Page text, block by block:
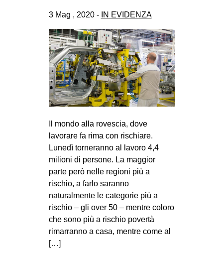
3 Mag , 2020 - IN EVIDENZA
Il mondo alla rovescia, dove
lavorare fa rima con rischiare.
Lunedì torneranno al lavoro 4,4
milioni di persone. La maggior
parte però nelle regioni più a
rischio, a farlo saranno
naturalmente le categorie più a
rischio – gli over 50 – mentre coloro
che sono più a rischio povertà
rimarranno a casa, mentre come al
[…]